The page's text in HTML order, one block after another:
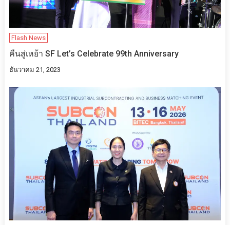
Flash News
คืนสู่เหย้า SF Let’s Celebrate 99th Anniversary
ธันวาคม 21, 2023